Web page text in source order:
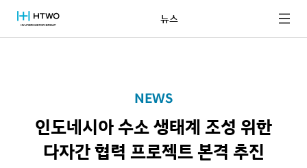
뉴스
NEWS
인도네시아 수소 생태계 조성 위한
다자간 협력 프로젝트 본격 추진